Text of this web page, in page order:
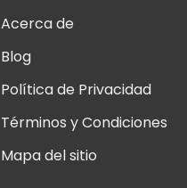
Acerca de
Blog
Política de Privacidad
Términos y Condiciones
Mapa del sitio